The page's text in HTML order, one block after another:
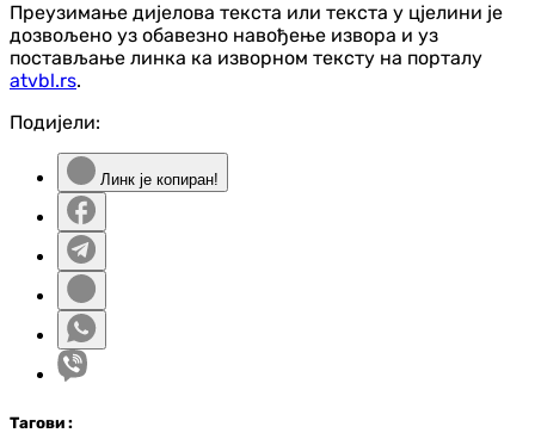
Преузимање дијелова текста или текста у цјелини је
дозвољено уз обавезно навођење извора и уз
постављање линка ка изворном тексту на порталу
atvbl.rs.
Подијели:
Линк је копиран!
Тагови :